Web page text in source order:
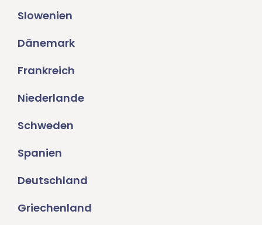
Slowenien
Dänemark
Frankreich
Niederlande
Schweden
Spanien
Deutschland
Griechenland